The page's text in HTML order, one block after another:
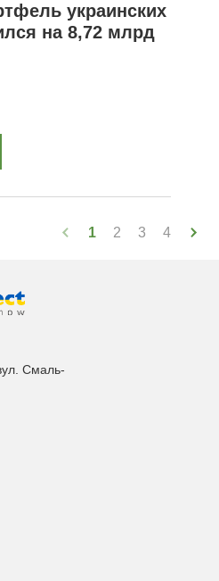
украинских
на 8,72 млрд
1 2 3 4
Смаль-